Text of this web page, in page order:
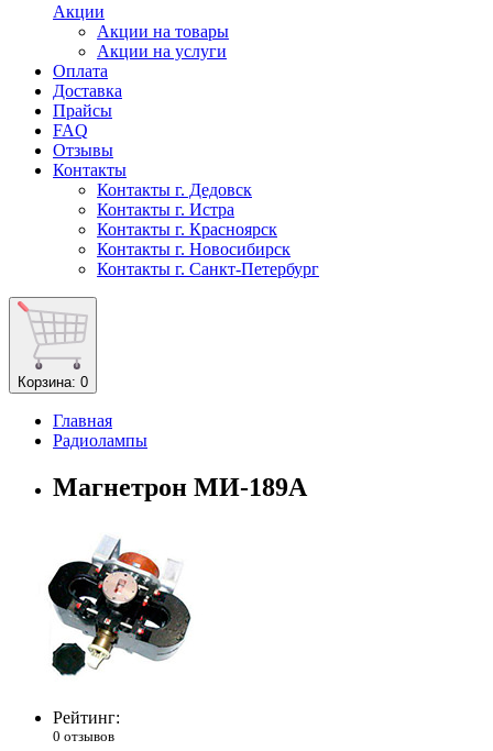
Акции
Акции на товары
Акции на услуги
Оплата
Доставка
Прайсы
FAQ
Отзывы
Контакты
Контакты г. Дедовск
Контакты г. Истра
Контакты г. Красноярск
Контакты г. Новосибирск
Контакты г. Санкт-Петербург
Корзина: 0
Главная
Радиолампы
Магнетрон МИ-189А
Рейтинг:
0 отзывов